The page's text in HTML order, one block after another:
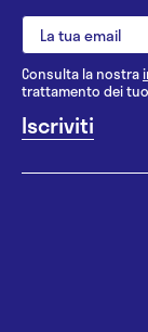
Consulta la nostra
trattamento dei